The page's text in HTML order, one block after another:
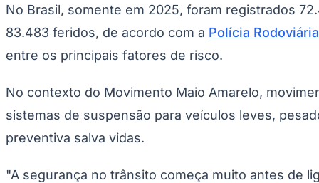
UFC
Tênis (ATP)
MLB
Atletismo
Competições de Futebol
Brasileirão Série A
Brasileirão Série B
Copa do Brasil
No Brasil, somente em 2025, foram registrados
83.483 feridos, de acordo com a Polícia
entre os principais fatores de risco.
No contexto do Movimento Maio Amarelo,
sistemas de suspensão para veículos leves,
preventiva salva vidas.
"A segurança no trânsito começa muito antes de